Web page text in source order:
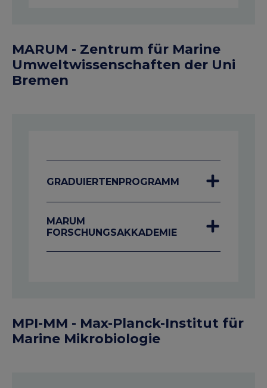
MARUM - Zentrum für Marine
Umweltwissenschaften der Uni
Bremen
GRADUIERTENPROGRAMM
MARUM
FORSCHUNGSAKKADEMIE
MPI-MM - Max-Planck-Institut für
Marine Mikrobiologie